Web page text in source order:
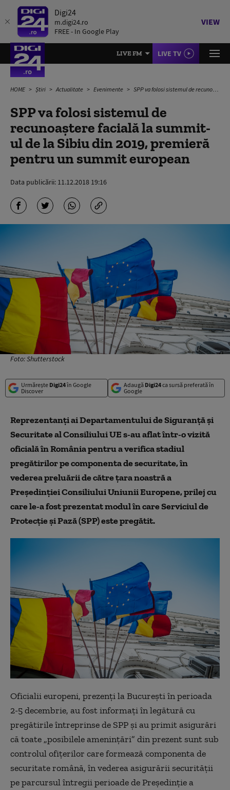
Digi24
m.digi24.ro
FREE - In Google Play
VIEW
LIVE FM LIVE TV
HOME Știri Actualitate Evenimente SPP va folosi sistemul de recunoaştere facială la summit-ul de la Sibiu din 2019, premieră pentru un summit european
SPP va folosi sistemul de
recunoaştere facială la summit-
ul de la Sibiu din 2019, premieră
pentru un summit european
Data publicării: 11.12.2018 19:16
Foto: Shutterstock
Urmărește Digi24în Google
Discover
Adaugă Digi24ca sursă preferată în
Google
Reprezentanţi ai Departamentului de Siguranţă şi
Securitate al Consiliului UE s-au aflat într-o vizită
oficială în România pentru a verifica stadiul
pregătirilor pe componenta de securitate, în
vederea preluării de către ţara noastră a
Preşedinţiei Consiliului Uniunii Europene, prilej cu
care le-a fost prezentat modul în care Serviciul de
Protecţie şi Pază (SPP) este pregătit.
Oficialii europeni, prezenţi la Bucureşti în perioada
2-5 decembrie, au fost informaţi în legătură cu
pregătirile întreprinse de SPP şi au primit asigurări
că toate „posibilele ameninţări” din prezent sunt sub
controlul ofiţerilor care formează componenta de
securitate română, în vederea asigurării securităţii
pe parcursul întregii perioade de Preşedinţie a